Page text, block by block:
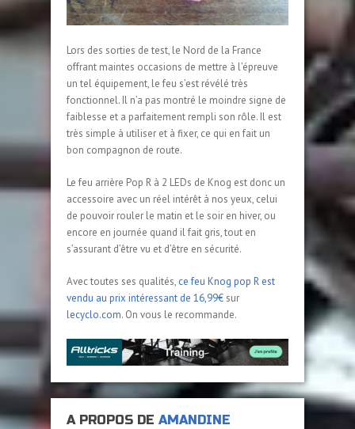
Lors des sorties de test, le Nord de la France
offrant maintes occasions de mettre à l’épreuve
un tel équipement, le feu s’est révélé très
fonctionnel. Il n’a pas montré le moindre signe de
faiblesse et a parfaitement rempli son rôle. Il est
très simple à utiliser et à fixer, ce qui en fait un
bon compagnon de route.
Le feu arrière Pop R à 2 LEDs de Knog est donc un
accessoire avec un réel intérêt à nos yeux, celui
de pouvoir rouler le matin et le soir en hiver, ou
encore en journée quand il fait gris, tout en
s’assurant d’être vu et d’être en sécurité.
Avec toutes ses qualités, ce feu Knog pop R est
vendu au prix intéressant de 16,99€ sur
lecyclo.com. On vous le recommande.
A PROPOS DE AMANDINE